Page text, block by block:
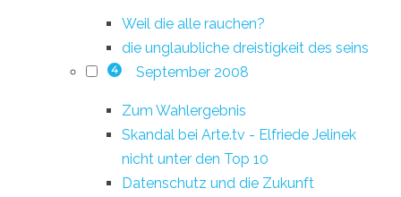
Weil die alle rauchen?
die unglaubliche dreistigkeit des seins
4 September 2008
Zum Wahlergebnis
Skandal bei Arte.tv - Elfriede Jelinek
nicht unter den Top 10
Datenschutz und die Zukunft